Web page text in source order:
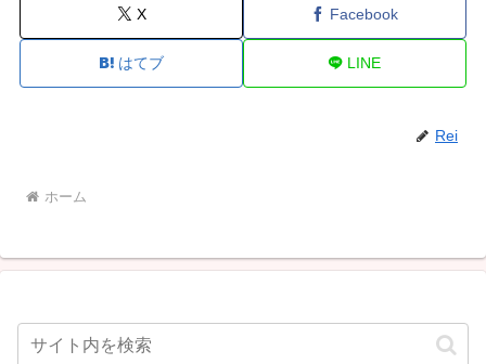
X Facebook
はてブ LINE
Rei
ホーム